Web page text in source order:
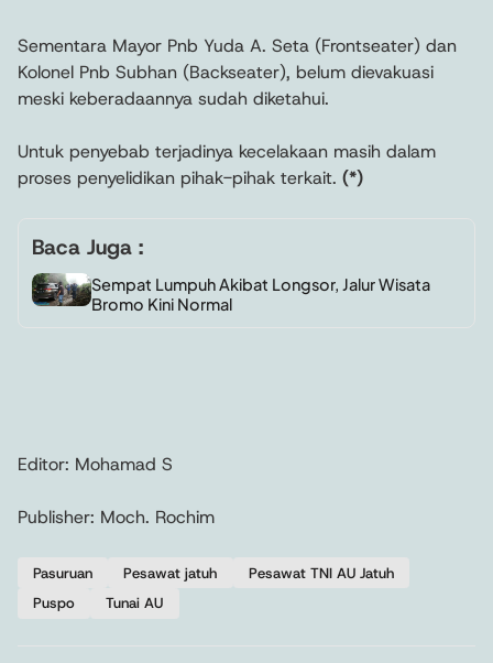
Sementara Mayor Pnb Yuda A. Seta (Frontseater) dan
Kolonel Pnb Subhan (Backseater), belum dievakuasi
meski keberadaannya sudah diketahui.
Untuk penyebab terjadinya kecelakaan masih dalam
proses penyelidikan pihak-pihak terkait. (*)
Baca Juga :
Sempat Lumpuh Akibat Longsor, Jalur Wisata
Bromo Kini Normal
Editor: Mohamad S
Publisher: Moch. Rochim
Pasuruan Pesawat jatuh
Pesawat TNI AU Jatuh
Puspo
Tunai AU